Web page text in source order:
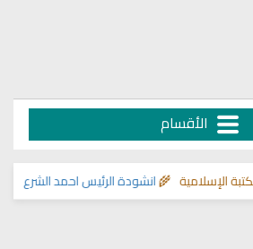
الأقسام
انشودة الرئيس احمد الشرع>> 🌾